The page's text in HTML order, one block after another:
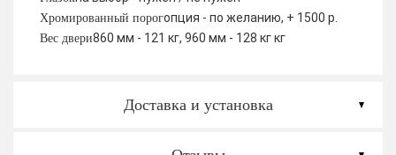
Хромированный порогопция - по желанию, + 1500 р.
Вес двери860 мм - 121 кг, 960 мм - 128 кг кг
Доставка и установка